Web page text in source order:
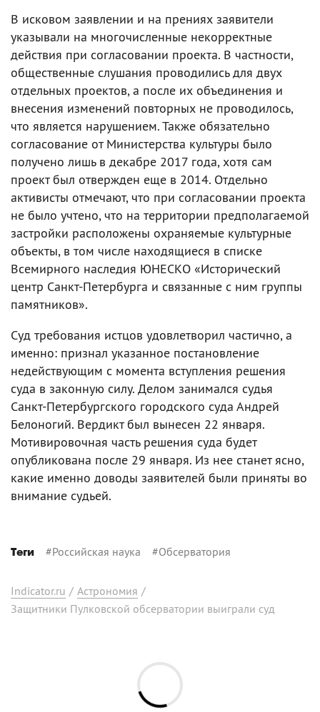
В исковом заявлении и на прениях заявители
указывали на многочисленные некорректные
действия при согласовании проекта. В частности,
общественные слушания проводились для двух
отдельных проектов, а после их объединения и
внесения изменений повторных не проводилось,
что является нарушением. Также обязательно
согласование от Министерства культуры было
получено лишь в декабре 2017 года, хотя сам
проект был отвержден еще в 2014. Отдельно
активисты отмечают, что при согласовании проекта
не было учтено, что на территории предполагаемой
застройки расположены охраняемые культурные
объекты, в том числе находящиеся в списке
Всемирного наследия ЮНЕСКО «Исторический
центр Санкт-Петербурга и связанные с ним группы
памятников».
Суд требования истцов удовлетворил частично, а
именно: признал указанное постановление
недействующим с момента вступления решения
суда в законную силу. Делом занимался судья
Санкт-Петербургского городского суда Андрей
Белоногий. Вердикт был вынесен 22 января.
Мотивировочная часть решения суда будет
опубликована после 29 января. Из нее станет ясно,
какие именно доводы заявителей были приняты во
внимание судьей.
Теги #Российская наука #Обсерватория
Indicator.ru / Астрономия /
Защитники Пулковской обсерватории выиграли суд